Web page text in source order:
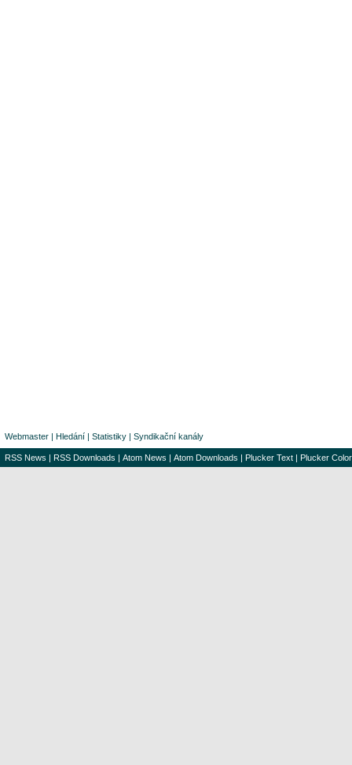
Webmaster | Hledání | Statistiky | Syndikační kanály
RSS News | RSS Downloads | Atom News | Atom Downloads | Plucker Text | Plucker Color